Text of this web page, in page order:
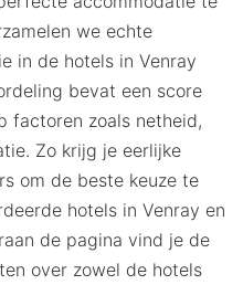
we echte
in de hotels in Venray
bevat een score
factoren zoals netheid,
Zo krijg je eerlijke
om de beste keuze te
hotels in Venray en
de pagina vind je de
over zowel de hotels